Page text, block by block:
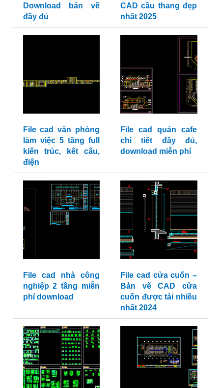
Download bản vẽ
đầy đủ
CAD cầu thang đẹp
nhất 2025
File cad văn phòng
làm việc 5 tầng full
kiến trúc, kết cấu,
điện
File cad quán cafe
chi tiết đầy đủ,
download miễn phí
File cad nhà công
nghiệp 2 tầng miễn
phí download
File cad cửa cuốn –
Bản vẽ CAD cửa
cuốn được tải nhiều
nhất 2024